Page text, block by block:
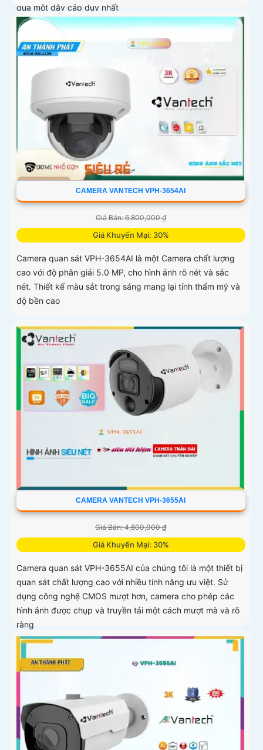
qua một dây cáp duy nhất
CAMERA VANTECH VPH-3654AI
Giá Bán: 6,800,000 ₫
Giá Khuyến Mại: 30%
Camera quan sát VPH-3654AI là một Camera chất lượng
cao với độ phân giải 5.0 MP, cho hình ảnh rõ nét và sắc
nét. Thiết kế màu sắt trong sáng mang lại tính thẩm mỹ và
độ bền cao
CAMERA VANTECH VPH-3655AI
Giá Bán: 4,600,000 ₫
Giá Khuyến Mại: 30%
Camera quan sát VPH-3655AI của chúng tôi là một thiết bị
quan sát chất lượng cao với nhiều tính năng ưu việt. Sử
dụng công nghệ CMOS mượt hơn, camera cho phép các
hình ảnh được chụp và truyền tải một cách mượt mà và rõ
ràng